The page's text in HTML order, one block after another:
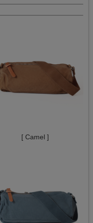
[ Camel ]